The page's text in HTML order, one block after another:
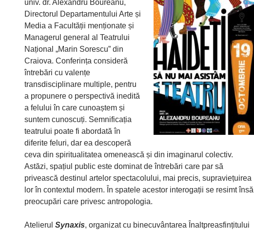
univ. dr. Alexandru Boureanu,
Directorul Departamentului Arte și
Media a Facultății menționate și
Managerul general al Teatrului
Național „Marin Sorescu” din
Craiova. Conferința consideră
întrebări cu valențe
transdisciplinare multiple, pentru
a propunere o perspectivă inedită
a felului în care cunoaștem și
suntem cunoscuți. Semnificația
teatrului poate fi abordată în
diferite feluri, dar ea descoperă
ceva din spiritualitatea omenească și din imaginarul colectiv.
Astăzi, spațiul public este dominat de întrebări care par să
privească destinul artelor spectacolului, mai precis, supraviețuirea
lor în contextul modern. În spatele acestor interogații se resimt însă
preocupări care privesc antropologia.
Atelierul Synaxis, organizat cu binecuvântarea Înaltpreasfințitului